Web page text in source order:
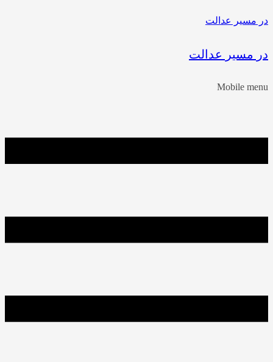
در مسیر عدالت
در مسیر عدالت
Mobile menu